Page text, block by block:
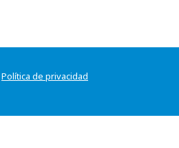
Política de privacidad